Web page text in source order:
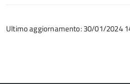
Ultimo aggiornamento: 30/01/2024